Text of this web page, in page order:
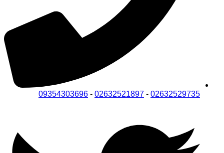
02632529735
-
02632521897
-
09354303696